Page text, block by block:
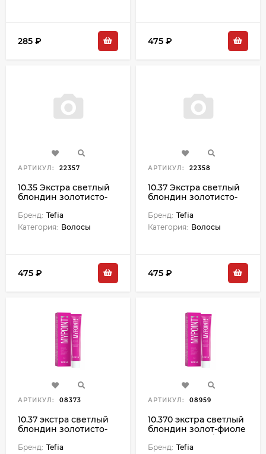
285 ₽ 475 ₽
АРТИКУЛ: 22357
10.35 Экстра светлый
блондин золотисто-
мл
Бренд: Tefia
Категория: Волосы
475 ₽
АРТИКУЛ: 22358
10.37 Экстра светлый
блондин золотисто-
- 60 мл
Бренд: Tefia
Категория: Волосы
475 ₽
АРТИКУЛ: 08373
10.37 экстра светлый
блондин золотисто-
краска д/волос 60 мл
Бренд: Tefia
АРТИКУЛ: 08959
10.370 экстра светлый
блондин золот-фиоле
60 мл
Бренд: Tefia